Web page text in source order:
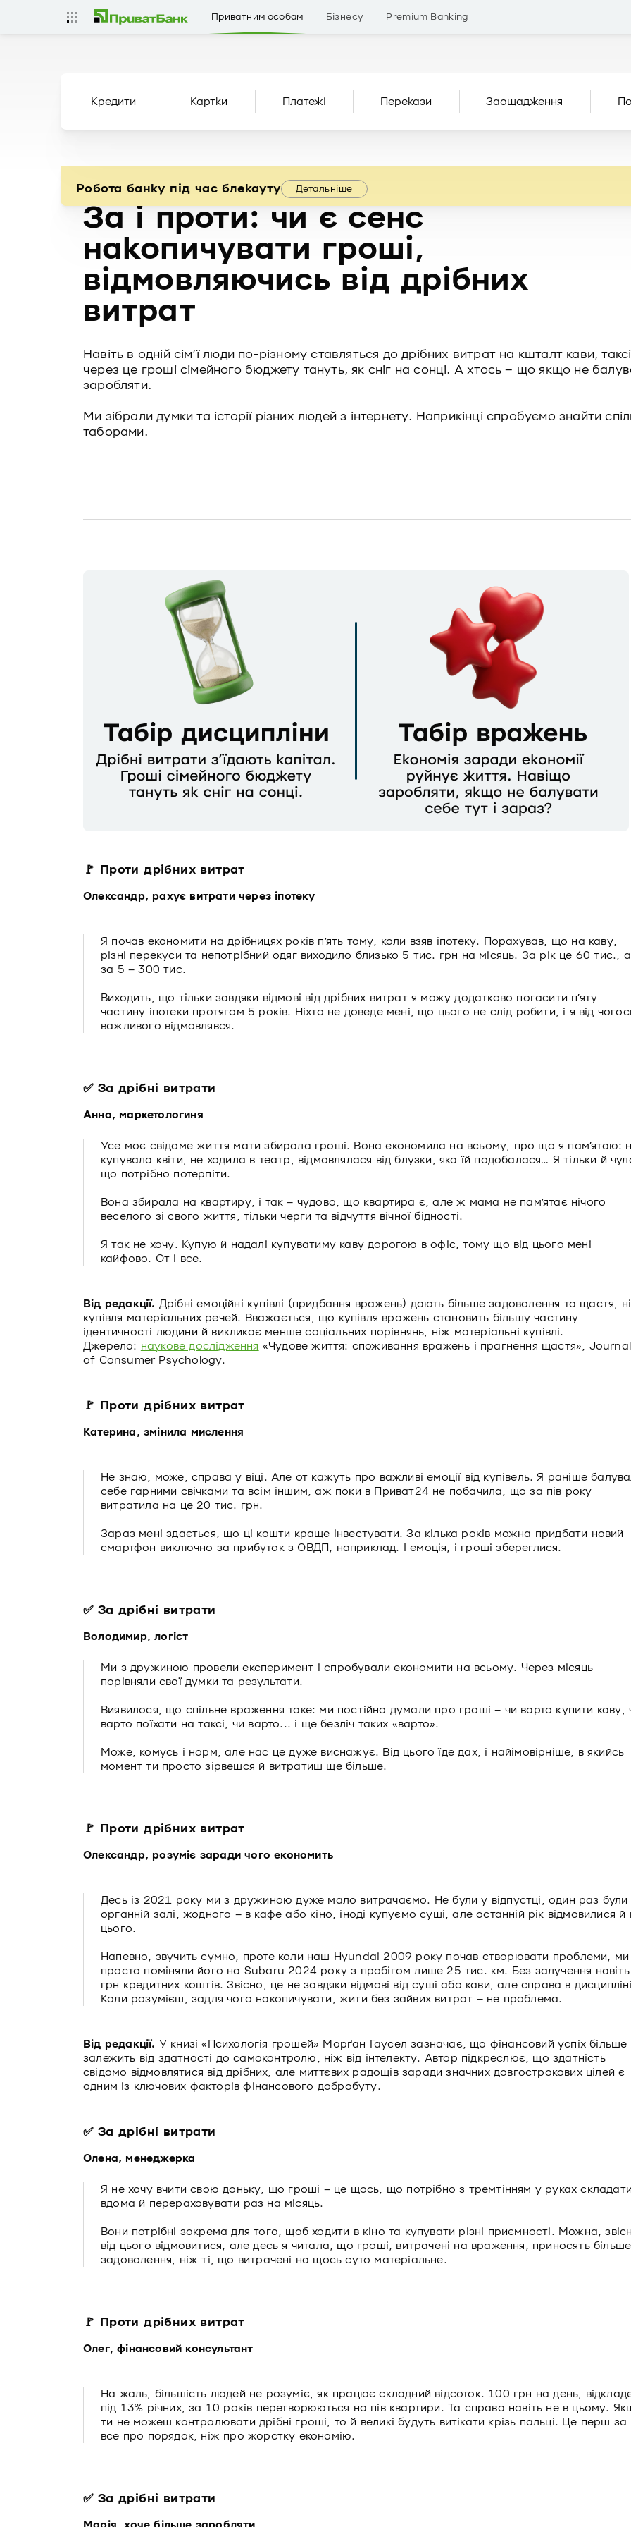
Приватним особам Бізнесу Premium Banking
Кредити Картки Платежі Перекази Заощадження
Робота банку під час блекауту Детальніше
За і проти: чи є сенс
накопичувати гроші,
відмовляючись від дрібних
витрат
Навіть в одній сім’ї люди по-різному ставляться до дрібних витрат на кшталт кави,
через це гроші сімейного бюджету тануть, як сніг на сонці. А хтось – що якщо не
заробляти.
Ми зібрали думки та історії різних людей з інтернету. Наприкінці спробуємо знайти
таборами.
🚩 Проти дрібних витрат
Олександр, рахує витрати через іпотеку
Я почав економити на дрібницях років п’ять тому, коли взяв іпотеку. Порахував, що на каву,
різні перекуси та непотрібний одяг виходило близько 5 тис. грн на місяць. За рік це 60 тис., а
за 5 – 300 тис.
Виходить, що тільки завдяки відмові від дрібних витрат я можу додатково погасити п’яту
частину іпотеки протягом 5 років. Ніхто не доведе мені, що цього не слід робити, і я від
важливого відмовлявся.
✅ За дрібні витрати
Анна, маркетологиня
Усе моє свідоме життя мати збирала гроші. Вона економила на всьому, про що я пам’ятаю:
купувала квіти, не ходила в театр, відмовлялася від блузки, яка їй подобалася… Я тільки й
що потрібно потерпіти.
Вона збирала на квартиру, і так – чудово, що квартира є, але ж мама не пам’ятає нічого
веселого зі свого життя, тільки черги та відчуття вічної бідності.
Я так не хочу. Купую й надалі купуватиму каву дорогою в офіс, тому що від цього мені
кайфово. От і все.
Від редакції. Дрібні емоційні купівлі (придбання вражень) дають більше задоволення та щастя,
купівля матеріальних речей. Вважається, що купівля вражень становить більшу частину
ідентичності людини й викликає менше соціальних порівнянь, ніж матеріальні купівлі.
Джерело: наукове дослідження «Чудове життя: споживання вражень і прагнення щастя», Journal
of Consumer Psychology.
🚩 Проти дрібних витрат
Катерина, змінила мислення
Не знаю, може, справа у віці. Але от кажуть про важливі емоції від купівель. Я раніше
себе гарними свічками та всім іншим, аж поки в Приват24 не побачила, що за пів року
витратила на це 20 тис. грн.
Зараз мені здається, що ці кошти краще інвестувати. За кілька років можна придбати новий
смартфон виключно за прибуток з ОВДП, наприклад. І емоція, і гроші збереглися.
✅ За дрібні витрати
Володимир, логіст
Ми з дружиною провели експеримент і спробували економити на всьому. Через місяць
порівняли свої думки та результати.
Виявилося, що спільне враження таке: ми постійно думали про гроші – чи варто купити каву,
варто поїхати на таксі, чи варто... і ще безліч таких «варто».
Може, комусь і норм, але нас це дуже виснажує. Від цього їде дах, і найімовірніше, в якийсь
момент ти просто зірвешся й витратиш ще більше.
🚩 Проти дрібних витрат
Олександр, розуміє заради чого економить
Десь із 2021 року ми з дружиною дуже мало витрачаємо. Не були у відпустці, один раз були
органній залі, жодного – в кафе або кіно, іноді купуємо суші, але останній рік відмовилися й
цього.
Напевно, звучить сумно, проте коли наш Hyundai 2009 року почав створювати проблеми, ми
просто поміняли його на Subaru 2024 року з пробігом лише 25 тис. км. Без залучення
грн кредитних коштів. Звісно, це не завдяки відмові від суші або кави, але справа в
Коли розумієш, задля чого накопичувати, жити без зайвих витрат – не проблема.
Від редакції. У книзі «Психологія грошей» Морґан Гаусел зазначає, що фінансовий успіх більше
залежить від здатності до самоконтролю, ніж від інтелекту. Автор підкреслює, що здатність
свідомо відмовлятися від дрібних, але миттєвих радощів заради значних довгострокових цілей є
одним із ключових факторів фінансового добробуту.
✅ За дрібні витрати
Олена, менеджерка
Я не хочу вчити свою доньку, що гроші – це щось, що потрібно з тремтінням у руках
вдома й перераховувати раз на місяць.
Вони потрібні зокрема для того, щоб ходити в кіно та купувати різні приємності. Можна,
від цього відмовитися, але десь я читала, що гроші, витрачені на враження, приносять більше
задоволення, ніж ті, що витрачені на щось суто матеріальне.
🚩 Проти дрібних витрат
Олег, фінансовий консультант
На жаль, більшість людей не розуміє, як працює складний відсоток. 100 грн на день,
під 13% річних, за 10 років перетворюються на пів квартири. Та справа навіть не в цьому.
ти не можеш контролювати дрібні гроші, то й великі будуть витікати крізь пальці. Це перш за
все про порядок, ніж про жорстку економію.
✅ За дрібні витрати